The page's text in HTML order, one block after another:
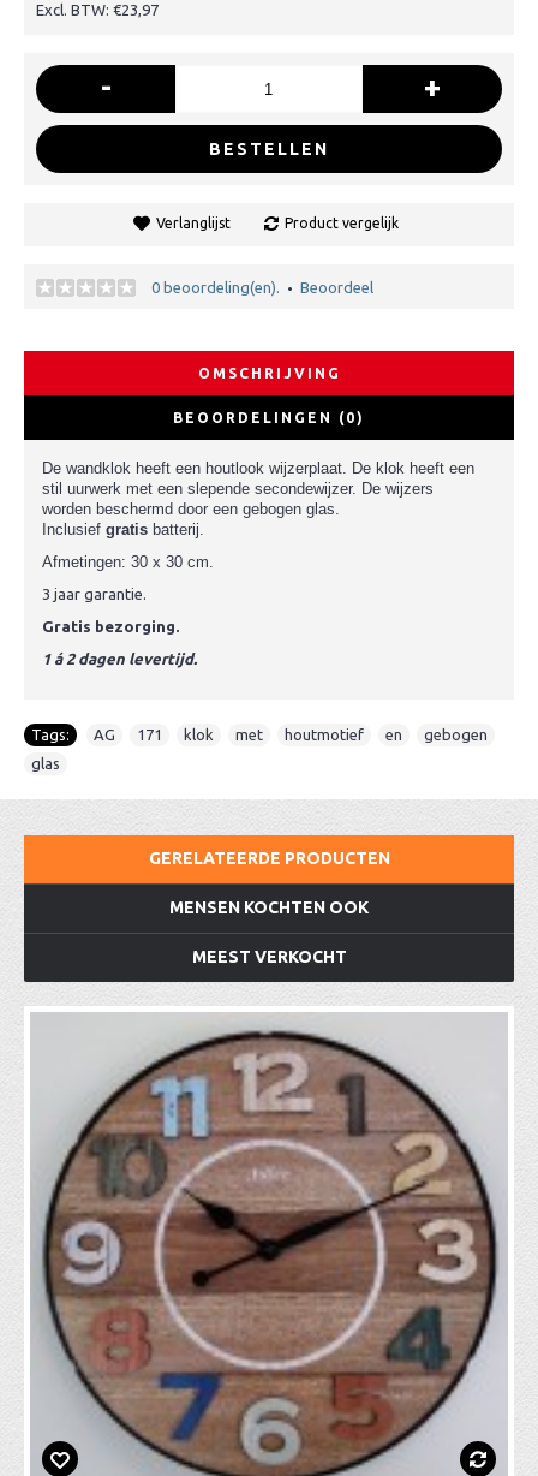
Excl. BTW: €23,97
- +
BESTELLEN
Verlanglijst Product vergelijk
0 beoordeling(en). • Beoordeel
OMSCHRIJVING
BEOORDELINGEN (0)
De wandklok heeft een houtlook wijzerplaat. De klok heeft een
stil uurwerk met een slepende secondewijzer. De wijzers
worden beschermd door een gebogen glas.
Inclusief gratis batterij.
Afmetingen: 30 x 30 cm.
3 jaar garantie.
Gratis bezorging.
1 á 2 dagen levertijd.
Tags: AG 171 klok met houtmotief en gebogen
glas
GERELATEERDE PRODUCTEN
MENSEN KOCHTEN OOK
MEEST VERKOCHT